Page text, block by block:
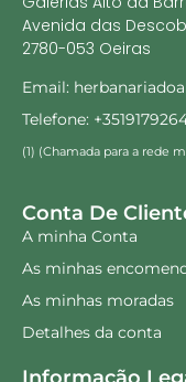
Pollenstop 30
Adicionar
25% Desconto!